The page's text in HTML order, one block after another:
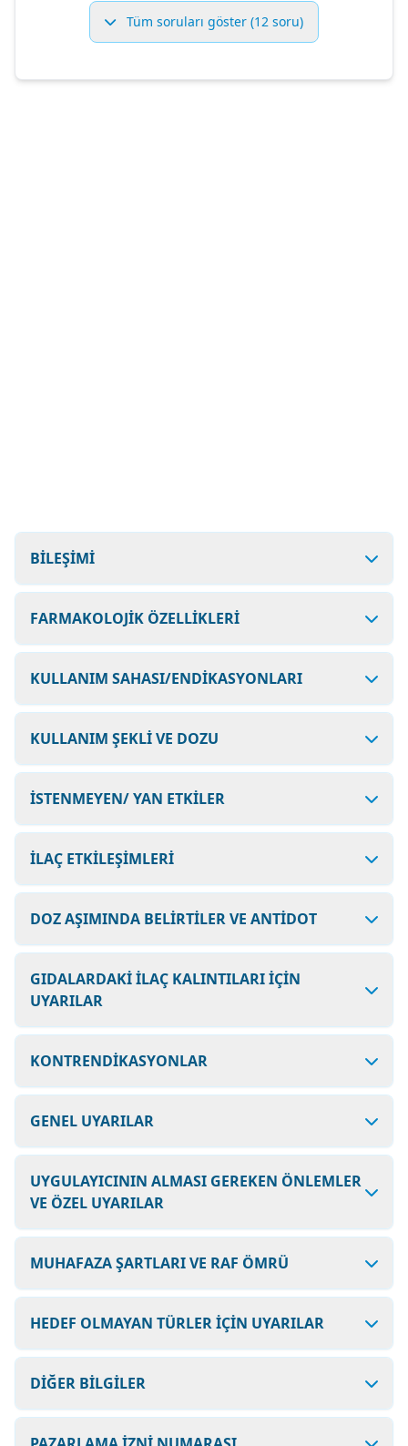
Tüm soruları göster (12 soru)
BİLEŞİMİ
FARMAKOLOJİK ÖZELLİKLERİ
KULLANIM SAHASI/ENDİKASYONLARI
KULLANIM ŞEKLİ VE DOZU
İSTENMEYEN/ YAN ETKİLER
İLAÇ ETKİLEŞİMLERİ
DOZ AŞIMINDA BELİRTİLER VE ANTİDOT
GIDALARDAKİ İLAÇ KALINTILARI İÇİN
UYARILAR
KONTRENDİKASYONLAR
GENEL UYARILAR
UYGULAYICININ ALMASI GEREKEN ÖNLEMLER
VE ÖZEL UYARILAR
MUHAFAZA ŞARTLARI VE RAF ÖMRÜ
HEDEF OLMAYAN TÜRLER İÇİN UYARILAR
DİĞER BİLGİLER